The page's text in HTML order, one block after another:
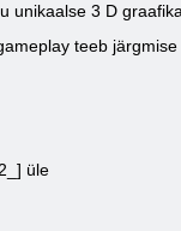
unikaalse 3 D
teeb
üle